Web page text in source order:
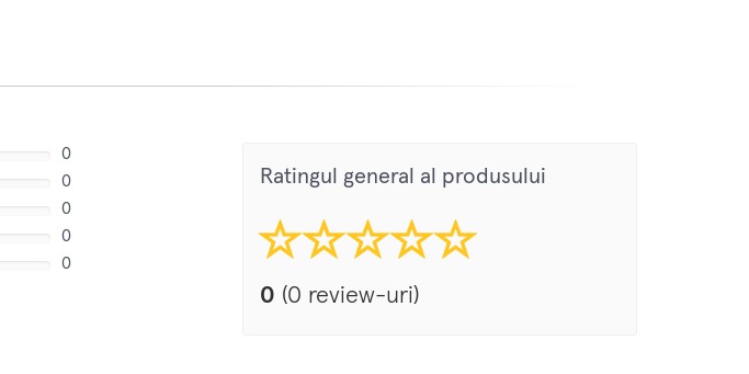
0
0
0
0
0
Ratingul general al produsului
0 (0 review-uri)